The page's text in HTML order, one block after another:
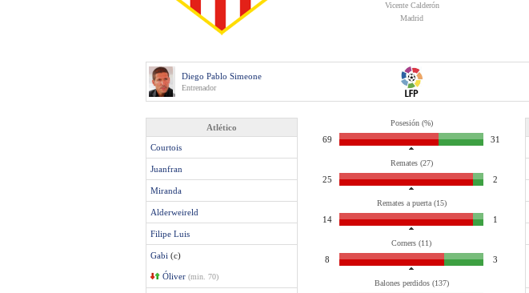
Vicente Calderón
Madrid
Diego Pablo Simeone
Entrenador
Atlético
Courtois
Juanfran
Miranda
Alderweireld
Filipe Luis
Gabi (c)
Óliver (min. 70)
Posesión (%)
69 31
Remates (27)
25 2
Remates a puerta (15)
14 1
Corners (11)
8 3
Balones perdidos (137)